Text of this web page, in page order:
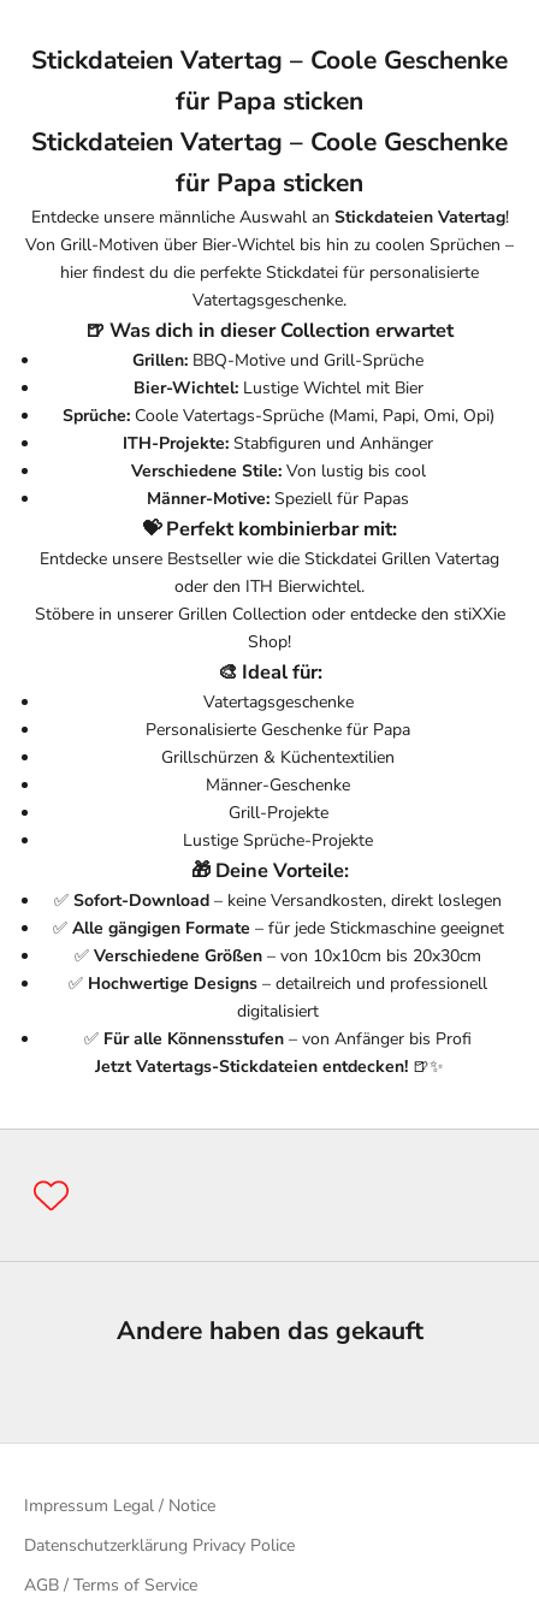
Stickdateien Vatertag – Coole Geschenke
für Papa sticken
Stickdateien Vatertag – Coole Geschenke
für Papa sticken
Entdecke unsere männliche Auswahl an Stickdateien Vatertag!
Von Grill-Motiven über Bier-Wichtel bis hin zu coolen Sprüchen –
hier findest du die perfekte Stickdatei für personalisierte
Vatertagsgeschenke.
🍺 Was dich in dieser Collection erwartet
Grillen: BBQ-Motive und Grill-Sprüche
Bier-Wichtel:Lustige Wichtel mit Bier
Sprüche:Coole Vatertags-Sprüche (Mami, Papi, Omi, Opi)
ITH-Projekte: Stabfiguren und Anhänger
Verschiedene Stile:Von lustig bis cool
Männer-Motive: Speziell für Papas
💝 Perfekt kombinierbar mit:
Entdecke unsere Bestseller wie die Stickdatei Grillen Vatertag
oder den ITH Bierwichtel.
Stöbere in unserer Grillen Collection oder entdecke den stiXXie
Shop!
🎨 Ideal für:
Vatertagsgeschenke
Personalisierte Geschenke für Papa
Grillschürzen & Küchentextilien
Männer-Geschenke
Grill-Projekte
Lustige Sprüche-Projekte
🎁 Deine Vorteile:
✅ Sofort-Download – keine Versandkosten, direkt loslegen
✅ Alle gängigen Formate – für jede Stickmaschine geeignet
✅ Verschiedene Größen – von 10x10cm bis 20x30cm
✅ Hochwertige Designs – detailreich und professionell
digitalisiert
✅ Für alle Könnensstufen – von Anfänger bis Profi
Jetzt Vatertags-Stickdateien entdecken! 🍺✨
Andere haben das gekauft
Impressum Legal / Notice
Datenschutzerklärung Privacy Police
AGB / Terms of Service